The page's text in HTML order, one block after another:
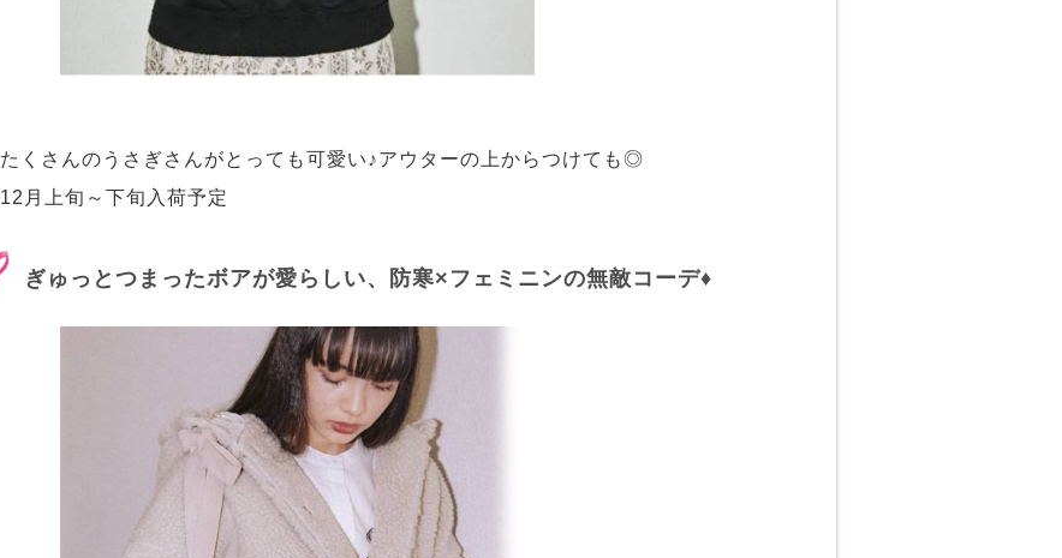
たくさんのうさぎさんがとっても可愛い♪アウターの上からつけても◎
12月上旬～下旬入荷予定
ぎゅっとつまったボアが愛らしい、防寒×フェミニンの無敵コーデ♦